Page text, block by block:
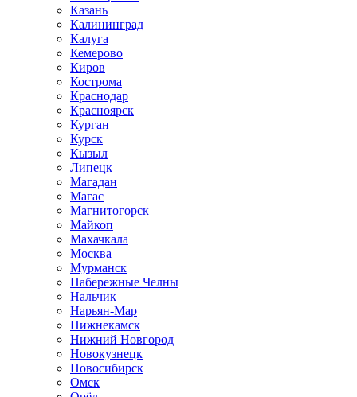
Казань
Калининград
Калуга
Кемерово
Киров
Кострома
Краснодар
Красноярск
Курган
Курск
Кызыл
Липецк
Магадан
Магас
Магнитогорск
Майкоп
Махачкала
Москва
Мурманск
Набережные Челны
Нальчик
Нарьян-Мар
Нижнекамск
Нижний Новгород
Новокузнецк
Новосибирск
Омск